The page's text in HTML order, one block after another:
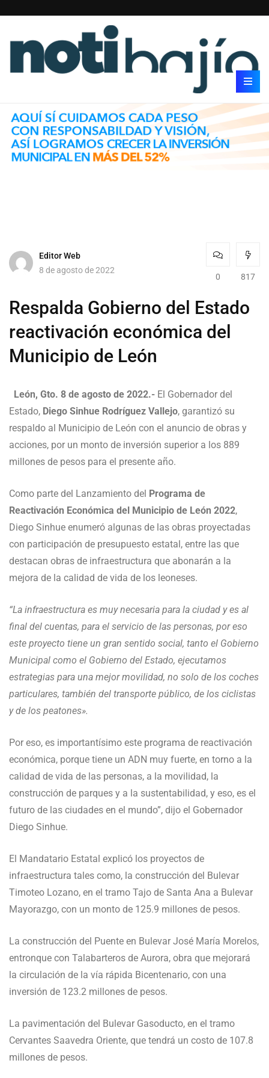
Editor Web
8 de agosto de 2022
0 817
Respalda Gobierno del Estado
reactivación económica del
Municipio de León
León, Gto. 8 de agosto de 2022.- El Gobernador del
Estado, Diego Sinhue Rodríguez Vallejo, garantizó su
respaldo al Municipio de León con el anuncio de obras y
acciones, por un monto de inversión superior a los 889
millones de pesos para el presente año.
Como parte del Lanzamiento del Programa de
Reactivación Económica del Municipio de León 2022,
Diego Sinhue enumeró algunas de las obras proyectadas
con participación de presupuesto estatal, entre las que
destacan obras de infraestructura que abonarán a la
mejora de la calidad de vida de los leoneses.
“La infraestructura es muy necesaria para la ciudad y es al
final del cuentas, para el servicio de las personas, por eso
este proyecto tiene un gran sentido social, tanto el Gobierno
Municipal como el Gobierno del Estado, ejecutamos
estrategias para una mejor movilidad, no solo de los coches
particulares, también del transporte público, de los ciclistas
y de los peatones».
Por eso, es importantísimo este programa de reactivación
económica, porque tiene un ADN muy fuerte, en torno a la
calidad de vida de las personas, a la movilidad, la
construcción de parques y a la sustentabilidad, y eso, es el
futuro de las ciudades en el mundo”, dijo el Gobernador
Diego Sinhue.
El Mandatario Estatal explicó los proyectos de
infraestructura tales como, la construcción del Bulevar
Timoteo Lozano, en el tramo Tajo de Santa Ana a Bulevar
Mayorazgo, con un monto de 125.9 millones de pesos.
La construcción del Puente en Bulevar José María Morelos,
entronque con Talabarteros de Aurora, obra que mejorará
la circulación de la vía rápida Bicentenario, con una
inversión de 123.2 millones de pesos.
La pavimentación del Bulevar Gasoducto, en el tramo
Cervantes Saavedra Oriente, que tendrá un costo de 107.8
millones de pesos.